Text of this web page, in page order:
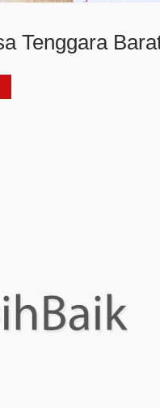
Tenggara